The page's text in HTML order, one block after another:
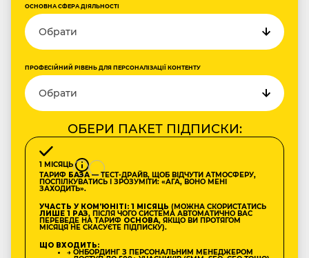
ОСНОВНА СФЕРА ДІЯЛЬНОСТІ
ПРОФЕСІЙНИЙ РІВЕНЬ ДЛЯ ПЕРСОНАЛІЗАЦІЇ КОНТЕНТУ
ОБЕРИ ПАКЕТ ПІДПИСКИ:
1 МІСЯЦЬ
ТАРИФ БАЗА— ТЕСТ-ДРАЙВ, ЩОБ ВІДЧУТИ АТМОСФЕРУ,
ПОСПІЛКУВАТИСЬ І ЗРОЗУМІТИ: «АГА, ВОНО МЕНІ
ЗАХОДИТЬ».
УЧАСТЬ У КОМʼЮНІТІ: 1 МІСЯЦЬ (МОЖНА СКОРИСТАТИСЬ
ЛИШЕ 1 РАЗ, ПІСЛЯ ЧОГО СИСТЕМА АВТОМАТИЧНО ВАС
ПЕРЕВЕДЕ НА ТАРИФ ОСНОВА, ЯКЩО ВИ ПРОТЯГОМ
МІСЯЦЯ НЕ СКАСУЄТЕ ПІДПИСКУ).
ЩО ВХОДИТЬ:
→ ОНБОРДИНГ З ПЕРСОНАЛЬНИМ МЕНЕДЖЕРОМ